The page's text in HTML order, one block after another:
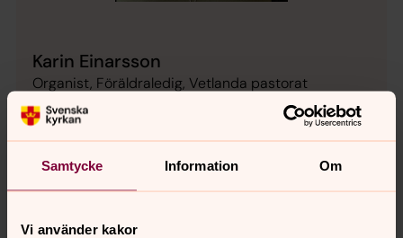
Samtycke Information Om
Vi använder kakor
Karin Einarsson
Organist, Föräldraledig, Vetlanda pastorat
Direkt:0383-76 37 11
E-post:karin.einarsson@svenskakyrkan.se